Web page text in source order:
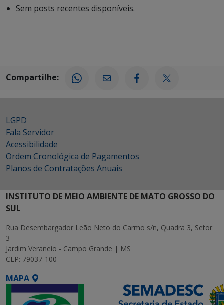
Sem posts recentes disponíveis.
Compartilhe:
LGPD
Fala Servidor
Acessibilidade
Ordem Cronológica de Pagamentos
Planos de Contratações Anuais
INSTITUTO DE MEIO AMBIENTE DE MATO GROSSO DO
SUL
Rua Desembargador Leão Neto do Carmo s/n, Quadra 3, Setor
3
Jardim Veraneio - Campo Grande | MS
CEP: 79037-100
MAPA